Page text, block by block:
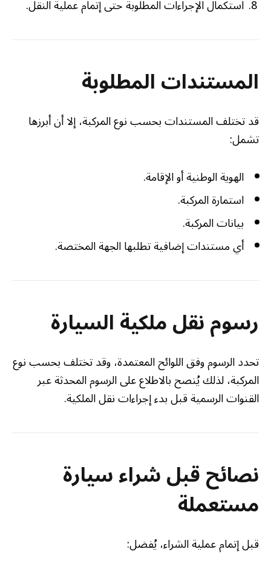
استكمال الإجراءات المطلوبة حتى إتمام عملية النقل.
المستندات المطلوبة
قد تختلف المستندات بحسب نوع المركبة، إلا أن أبرزها
تشمل:
الهوية الوطنية أو الإقامة.
استمارة المركبة.
بيانات المركبة.
أي مستندات إضافية تطلبها الجهة المختصة.
رسوم نقل ملكية السيارة
تحدد الرسوم وفق اللوائح المعتمدة، وقد تختلف بحسب نوع
المركبة، لذلك يُنصح بالاطلاع على الرسوم المحدثة عبر
القنوات الرسمية قبل بدء إجراءات نقل الملكية.
نصائح قبل شراء سيارة
مستعملة
قبل إتمام عملية الشراء، يُفضل: